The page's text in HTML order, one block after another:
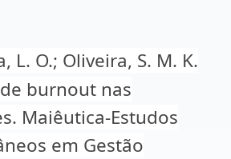
L. O.; Oliveira, S. M. K.
burnout nas
Maiêutica-Estudos
em Gestão